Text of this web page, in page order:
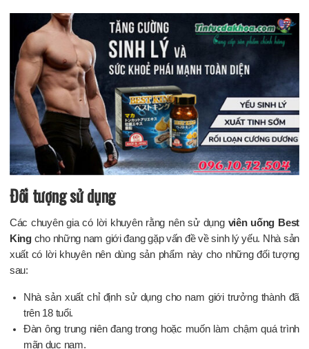
Đối tượng sử dụng
Các chuyên gia có lời khuyên rằng nên sử dụng viên uống Best
Kingcho những nam giới đang gặp vấn đề về sinh lý yếu. Nhà sản
xuất có lời khuyên nên dùng sản phẩm này cho những đối tượng
sau:
Nhà sản xuất chỉ định sử dụng cho nam giới trưởng thành đã
trên 18 tuổi.
Đàn ông trung niên đang trong hoặc muốn làm chậm quá trình
mãn dục nam.